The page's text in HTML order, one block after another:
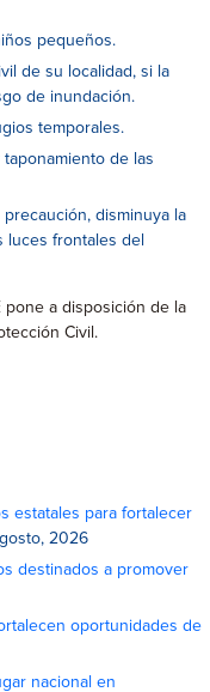
pequeños.
de su localidad, si la
de inundación.
temporales.
de las
disminuya la
luces frontales del
pone a disposición de la
Civil.
estatales para fortalecer
2026
destinados a promover
oportunidades de
nacional en